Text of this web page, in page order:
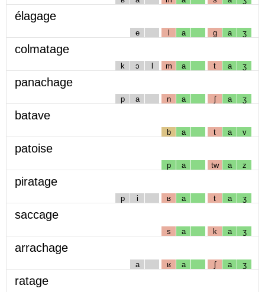
élagage
e l a g a ʒ
colmatage
k ɔ l m a t a ʒ
panachage
p a n a ʃ a ʒ
batave
b a t a v
patoise
p a tw a z
piratage
p i ʁ a t a ʒ
saccage
s a k a ʒ
arrachage
a ʁ a ʃ a ʒ
ratage